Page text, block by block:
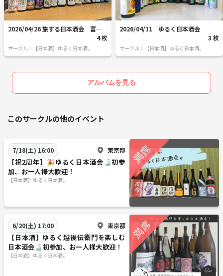
2026/04/26 旅する日本酒会 富山
4 枚
サークル：【日本酒】ゆるく日本酒。
2026/04/11 ゆるく日本酒会
3 枚
サークル：【日本酒】ゆるく日本酒。
アルバムを見る
このサークルの他のイベント
7/18(土) 16:00 東京都
【祝2周年】🎉ゆるく日本酒会🍶初参
加、お一人様大歓迎！
【日本酒】ゆるく日本酒。
6/20(土) 17:00 東京都
【日本酒】ゆるく越後伝衛門を楽しむ
日本酒会🍶初参加、お一人様大歓迎！
【日本酒】ゆるく日本酒。